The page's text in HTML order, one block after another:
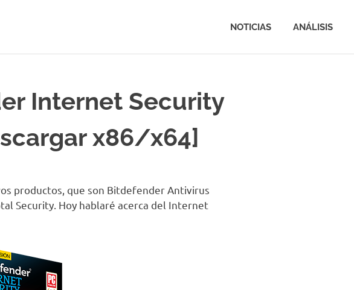
NOTICIAS ANÁLISIS
Internet Security
x86/x64]
productos, que son Bitdefender Antivirus
Security. Hoy hablaré acerca del Internet